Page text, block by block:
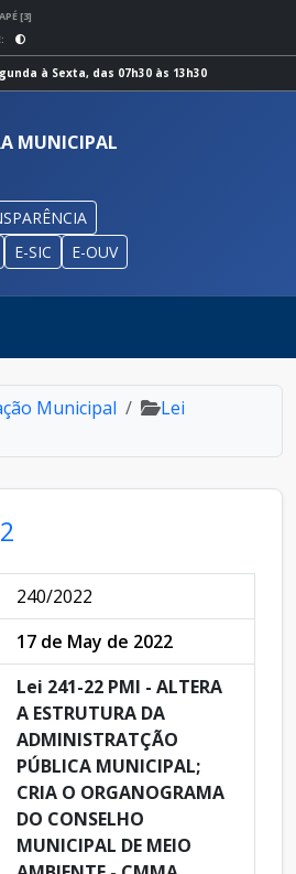
[3]
à Sexta, das 07h30 às 13h30
MUNICIPAL
E-SIC E-OUV
Municipal
Lei
240/2022
17 de May de 2022
Lei 241-22 PMI - ALTERA
A ESTRUTURA DA
ADMINISTRATÇÃO
PÚBLICA MUNICIPAL;
CRIA O ORGANOGRAMA
DO CONSELHO
MUNICIPAL DE MEIO